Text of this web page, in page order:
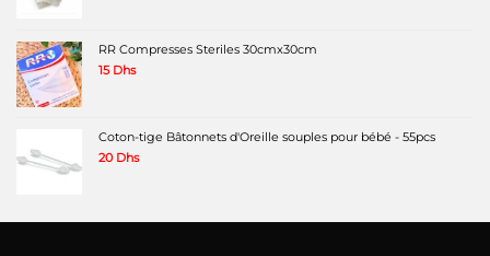
RR Compresses Steriles 30cmx30cm
15 Dhs
Coton-tige Bâtonnets d'Oreille souples pour bébé - 55pcs
20 Dhs